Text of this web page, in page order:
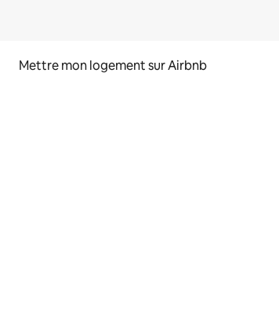
Mettre mon logement sur Airbnb